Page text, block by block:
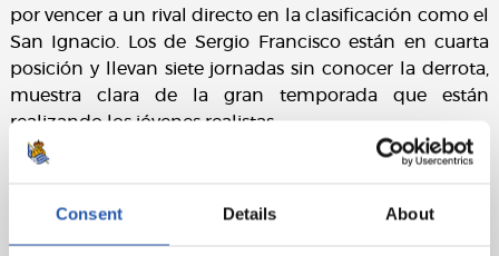
Consent Details About
por vencer a un rival directo en la clasificación como el
San Ignacio. Los de Sergio Francisco están en cuarta
posición y llevan siete jornadas sin conocer la derrota,
muestra clara de la gran temporada que están
realizando los jóvenes realistas.